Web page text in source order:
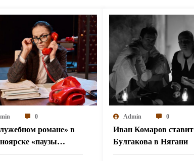
0
романе» в
«паузы
важнее слов»
Admin 0
Иван Комаров ставит
Булгакова в Нягани